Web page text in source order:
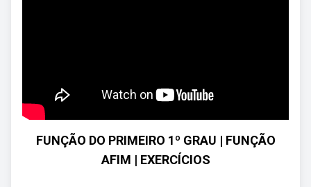
FUNÇÃO DO PRIMEIRO 1º GRAU | FUNÇÃO
AFIM | EXERCÍCIOS